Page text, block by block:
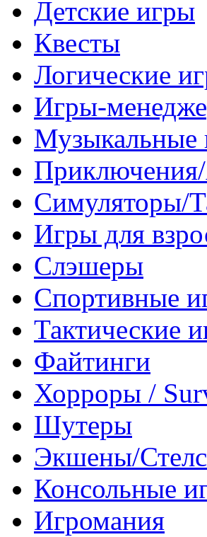
Детские игры
Квесты
Логические
Игры-
Музыкальные
Симуляторы/
Игры для
Слэшеры
Спортивные
Тактические
Файтинги
Хорроры /
Шутеры
Экшены/
Консольные
Игромания